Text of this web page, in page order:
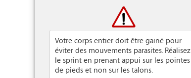
Votre corps entier doit être gainé pour
éviter des mouvements parasites. Réalisez
le sprint en prenant appui sur les pointes
de pieds et non sur les talons.